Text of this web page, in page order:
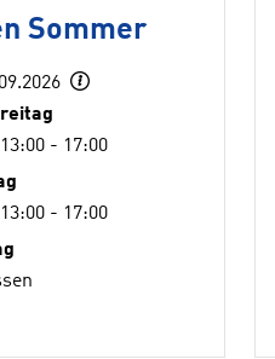
Sommer
- 17:00
- 17:00